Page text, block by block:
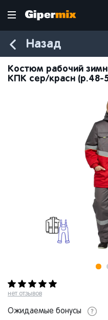
Назад
Костюм рабочий
КПК сер/красн (р.48-
нет отзывов
Ожидаемые бонусы